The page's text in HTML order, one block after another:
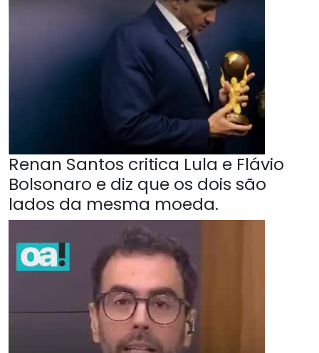
Renan Santos critica Lula e Flávio
Bolsonaro e diz que os dois são
lados da mesma moeda.